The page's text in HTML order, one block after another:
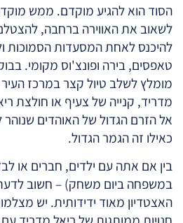
הסוד הוא להגיע מוקדם. ממש
לשאוב את האווירה ברחבה,
להיכנס לאחת המסעדות הסמוכות
טאפסים, בירה ופונצ'וס מקומי.
מומלץ לשלב טיול קצר במרכז
מדריד, קנייה של צעיף או חולצת
כאילו זה הגמר הגדול.
בין אם אתה עם ילדים, חברים או
במשפחה ביום משחק) – חשוב
האצטדיון מאוד ידידותית. יש